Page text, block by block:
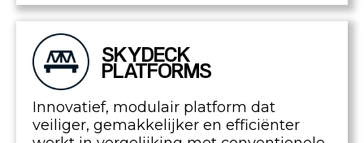
SKYDECK
PLATFORMS
Innovatief, modulair platform dat
veiliger, gemakkelijker en efficiënter